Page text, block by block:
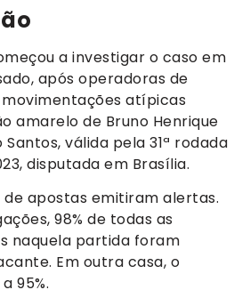
a investigar o caso em
após operadoras de
atípicas
amarelo de Bruno Henrique
válida pela 31ª rodada
disputada em Brasília.
apostas emitiram alertas.
98% de todas as
naquela partida foram
Em outra casa, o
95%.